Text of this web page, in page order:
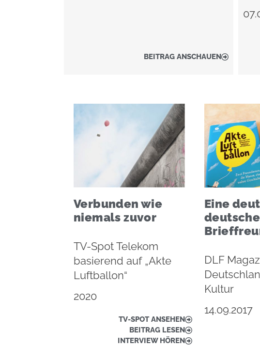
BEITRAG ANSCHAUEN
Verbunden wie
niemals zuvor
TV-Spot Telekom
basierend auf „Akte
Luftballon“
2020
TV-SPOT ANSEHEN
BEITRAG LESEN
INTERVIEW HÖREN
Eine
deutsche
DLF
Kultur
14.09.2017